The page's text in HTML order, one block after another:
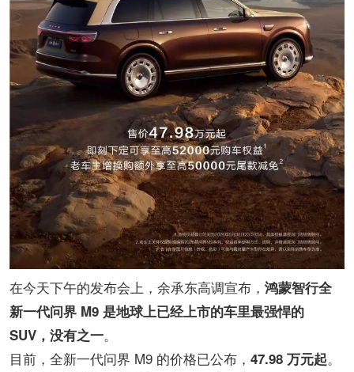
在今天下午的发布会上，余承东高调宣布， 鸿蒙智行全
新一代问界 M9 是地球上已经上市的车里最强悍的
SUV，没有之一。
目前，全新一代问界 M9 的价格已公布， 47.98 万元起。